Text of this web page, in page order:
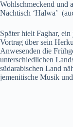
Wohlschmeckend und
Nachtisch ‘Halwa’
Später hielt Faghar,
Vortrag über sein
Anwesenden die
unterschiedlichen
südarabischen Land
jemenitische Musik